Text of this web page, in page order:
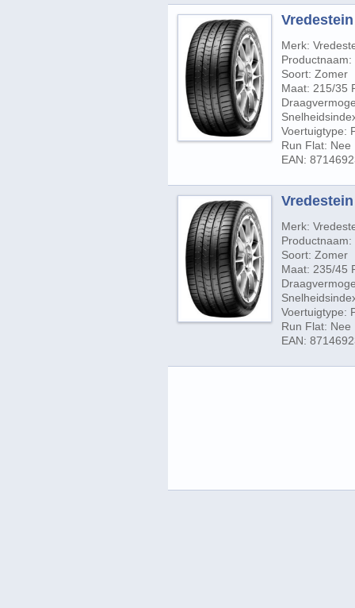
Merk:
Soort: Zomer
Maat: 215/35
Voertuigtype:
Run Flat: Nee
EAN:
Merk:
Soort: Zomer
Maat: 235/45
Voertuigtype:
Run Flat: Nee
EAN: